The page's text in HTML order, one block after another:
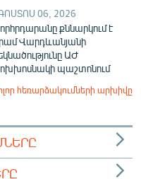
06, 2026
քննարկում է
Վարդևանյանի
ԱԺ
պաշտոնում
հեռարձակումների արխիվը